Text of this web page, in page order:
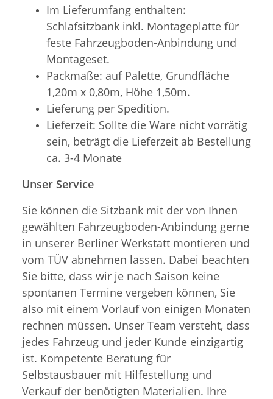
Im Lieferumfang enthalten:
Schlafsitzbank inkl. Montageplatte für
feste Fahrzeugboden-Anbindung und
Montageset.
Packmaße: auf Palette, Grundfläche
1,20m x 0,80m, Höhe 1,50m.
Lieferung per Spedition.
Lieferzeit: Sollte die Ware nicht vorrätig
sein, beträgt die Lieferzeit ab Bestellung
ca. 3-4 Monate
Unser Service
Sie können die Sitzbank mit der von Ihnen
gewählten Fahrzeugboden-Anbindung gerne
in unserer Berliner Werkstatt montieren und
vom TÜV abnehmen lassen. Dabei beachten
Sie bitte, dass wir je nach Saison keine
spontanen Termine vergeben können, Sie
also mit einem Vorlauf von einigen Monaten
rechnen müssen. Unser Team versteht, dass
jedes Fahrzeug und jeder Kunde einzigartig
ist. Kompetente Beratung für
Selbstausbauer mit Hilfestellung und
Verkauf der benötigten Materialien. Ihre